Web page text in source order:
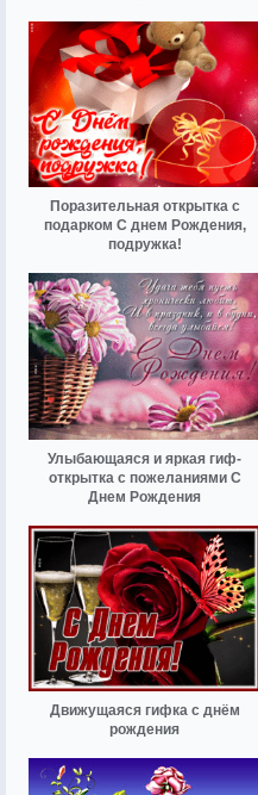
Поразительная открытка с
подарком С днем Рождения,
подружка!
Улыбающаяся и яркая гиф-
открытка с пожеланиями С
Днем Рождения
Движущаяся гифка с днём
рождения